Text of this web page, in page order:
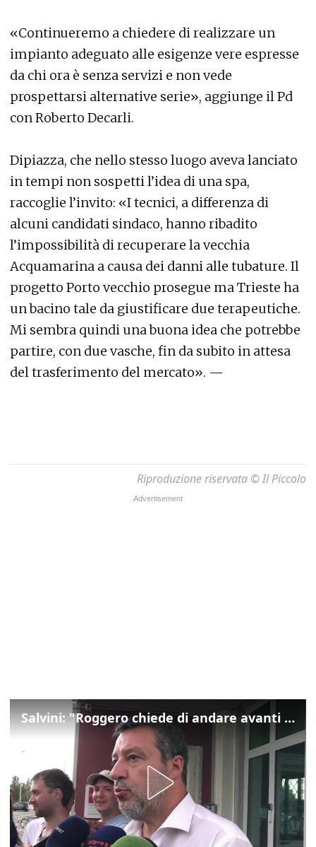
«Continueremo a chiedere di realizzare un
impianto adeguato alle esigenze vere espresse
da chi ora è senza servizi e non vede
prospettarsi alternative serie», aggiunge il Pd
con Roberto Decarli.
Dipiazza, che nello stesso luogo aveva lanciato
in tempi non sospetti l’idea di una spa,
raccoglie l’invito: «I tecnici, a differenza di
alcuni candidati sindaco, hanno ribadito
l’impossibilità di recuperare la vecchia
Acquamarina a causa dei danni alle tubature. Il
progetto Porto vecchio prosegue ma Trieste ha
un bacino tale da giustificare due terapeutiche.
Mi sembra quindi una buona idea che potrebbe
partire, con due vasche, fin da subito in attesa
del trasferimento del mercato». —
Riproduzione riservata © Il Piccolo
Salvini: "Roggero chiede di andare avanti su norma anti-risarcimenti"